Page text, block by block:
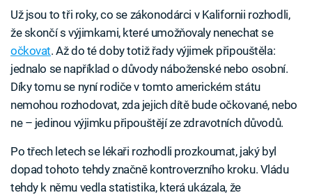
Už jsou to tři roky, co se zákonodárci v Kalifornii rozhodli,
že skončí s výjimkami, které umožňovaly nenechat se
očkovat. Až do té doby totiž řady výjimek připouštěla:
jednalo se například o důvody náboženské nebo osobní.
Díky tomu se nyní rodiče v tomto americkém státu
nemohou rozhodovat, zda jejich dítě bude očkované, nebo
ne – jedinou výjimku připouštějí ze zdravotních důvodů.
Po třech letech se lékaři rozhodli prozkoumat, jaký byl
dopad tohoto tehdy značně kontroverzního kroku. Vládu
tehdy k němu vedla statistika, která ukázala, že